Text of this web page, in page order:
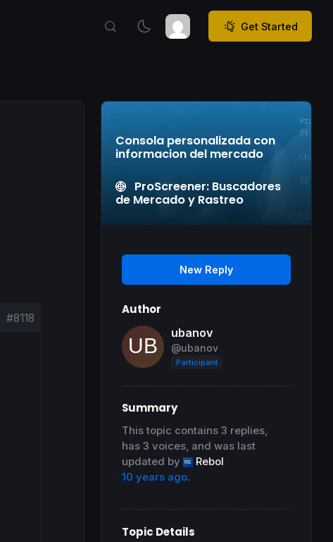
Get Started
#8118
Consola personalizada con
informacion del mercado
ProScreener: Buscadores
de Mercado y Rastreo
New Reply
Author
ubanov
@ubanov
Participant
Summary
This topic contains 3 replies,
has 3 voices, and was last
updated by
Rebol
10 years ago.
Topic Details